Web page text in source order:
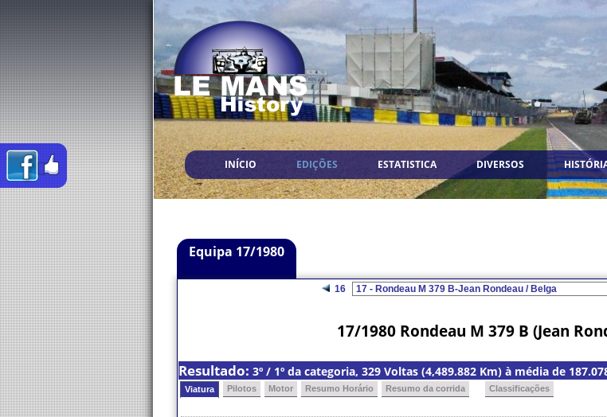
INÍCIO EDIÇÕES ESTATISTICA DIVERSOS
Equipa 17/1980
16
17/1980 Rondeau M 379 B (Jean
Resultado: 3º / 1º da categoria, 329 Voltas (4,489.882 Km) à média de
Viatura Pilotos Motor Resumo Horário Resumo da corrida Classificações